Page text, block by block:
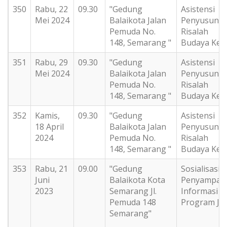
350
Rabu, 22
Mei 2024
09.30
"Gedung
Balaikota Jalan
Pemuda No.
148, Semarang "
Asistensi
Risalah
Budaya
351
Rabu, 29
Mei 2024
09.30
"Gedung
Balaikota Jalan
Pemuda No.
148, Semarang "
Asistensi
Risalah
Budaya
352
Kamis,
18 April
2024
09.30
"Gedung
Balaikota Jalan
Pemuda No.
148, Semarang "
Asistensi
Risalah
Budaya
353
Rabu, 21
Juni
2023
09.00
"Gedung
Balaikota Kota
Semarang Jl.
Pemuda 148
Semarang"
Sosialisasi
Informasi
Program